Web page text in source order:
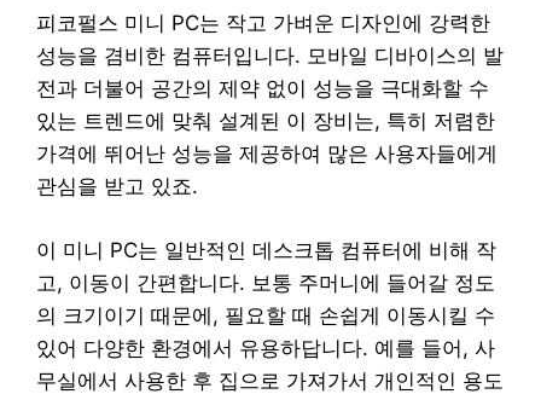
피코펄스 미니 PC는 작고 가벼운 디자인에 강력한
성능을 겸비한 컴퓨터입니다. 모바일 디바이스의 발
전과 더불어 공간의 제약 없이 성능을 극대화할 수
있는 트렌드에 맞춰 설계된 이 장비는, 특히 저렴한
가격에 뛰어난 성능을 제공하여 많은 사용자들에게
관심을 받고 있죠.
이 미니 PC는 일반적인 데스크톱 컴퓨터에 비해 작
고, 이동이 간편합니다. 보통 주머니에 들어갈 정도
의 크기이기 때문에, 필요할 때 손쉽게 이동시킬 수
있어 다양한 환경에서 유용하답니다. 예를 들어, 사
무실에서 사용한 후 집으로 가져가서 개인적인 용도